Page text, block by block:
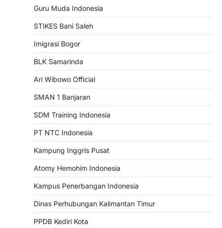
Guru Muda Indonesia
STIKES Bani Saleh
Imigrasi Bogor
BLK Samarinda
Ari Wibowo Official
SMAN 1 Banjaran
SDM Training Indonesia
PT NTC Indonesia
Kampung Inggris Pusat
Atomy Hemohim Indonesia
Kampus Penerbangan Indonesia
Dinas Perhubungan Kalimantan Timur
PPDB Kediri Kota